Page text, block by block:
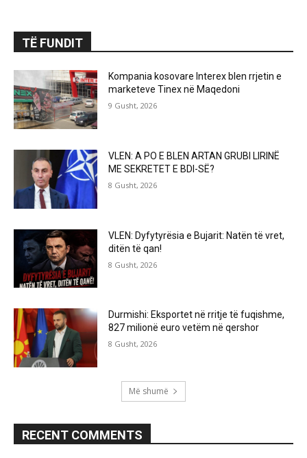
TË FUNDIT
Kompania kosovare Interex blen rrjetin e
marketeve Tinex në Maqedoni
9 Gusht, 2026
VLEN: A PO E BLEN ARTAN GRUBI LIRINË
ME SEKRETET E BDI-SË?
8 Gusht, 2026
VLEN: Dyfytyrësia e Bujarit: Natën të vret,
ditën të qan!
8 Gusht, 2026
Durmishi: Eksportet në rritje të fuqishme,
827 milionë euro vetëm në qershor
8 Gusht, 2026
Më shumë
RECENT COMMENTS